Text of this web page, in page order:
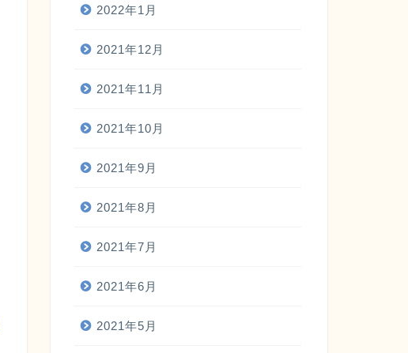
2022年1月
2021年12月
2021年11月
2021年10月
2021年9月
2021年8月
2021年7月
2021年6月
2021年5月